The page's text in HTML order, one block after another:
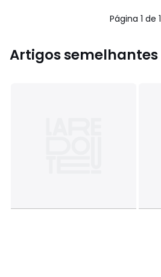
desconto
aplicado.
Página 1 de 1
Artigos semelhantes